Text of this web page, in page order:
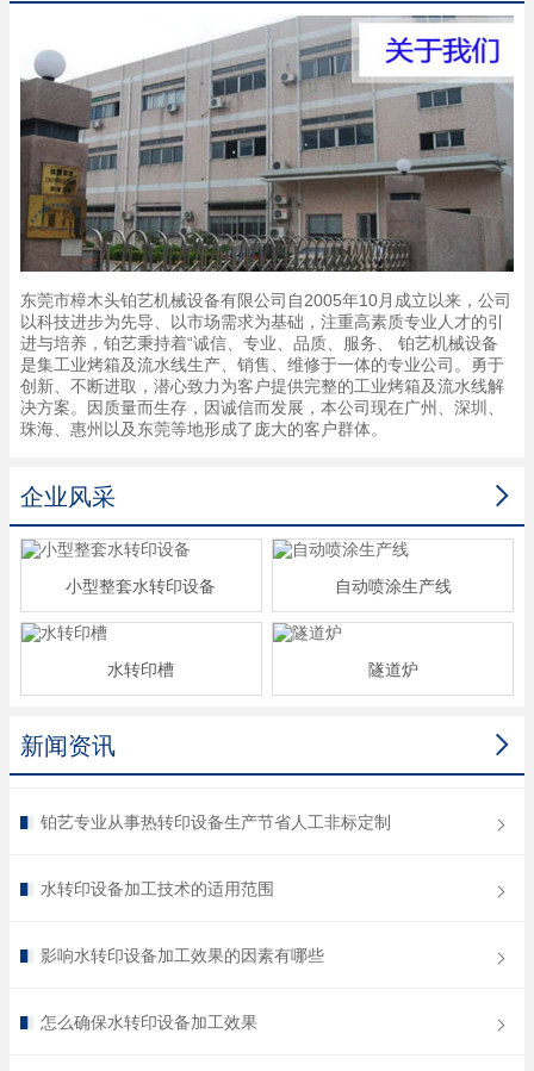
东莞市樟木头铂艺机械设备有限公司自2005年10月成立以来，公司
以科技进步为先导、以市场需求为基础，注重高素质专业人才的引
进与培养，铂艺秉持着“诚信、专业、品质、服务、 铂艺机械设备
是集工业烤箱及流水线生产、销售、维修于一体的专业公司。勇于
创新、不断进取，潜心致力为客户提供完整的工业烤箱及流水线解
决方案。因质量而生存，因诚信而发展，本公司现在广州、深圳、
珠海、惠州以及东莞等地形成了庞大的客户群体。

企业风采
小型整套水转印设备 自动喷涂生产线
水转印槽 隧道炉

新闻资讯
铂艺专业从事热转印设备生产节省人工非标定制
水转印设备加工技术的适用范围
影响水转印设备加工效果的因素有哪些
怎么确保水转印设备加工效果